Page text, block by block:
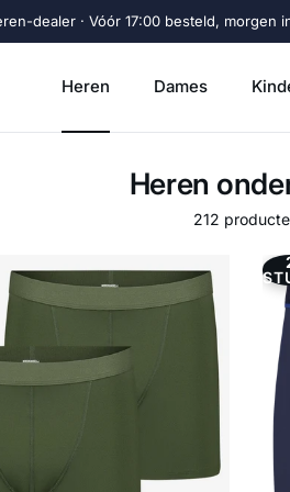
dealer · Vóór 17:00 besteld, morgen
Heren Dames
Heren
212